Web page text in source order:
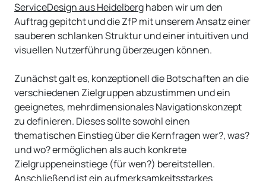
ServiceDesign aus Heidelberghaben wir um den
Auftrag gepitcht und die ZfP mit unserem Ansatz einer
sauberen schlanken Struktur und einer intuitiven und
visuellen Nutzerführung überzeugen können.
Zunächst galt es, konzeptionell die Botschaften an die
verschiedenen Zielgruppen abzustimmen und ein
geeignetes, mehrdimensionales Navigationskonzept
zu definieren. Dieses sollte sowohl einen
thematischen Einstieg über die Kernfragen wer?, was?
und wo? ermöglichen als auch konkrete
Zielgruppeneinstiege (für wen?) bereitstellen.
Anschließend ist ein aufmerksamkeitsstarkes